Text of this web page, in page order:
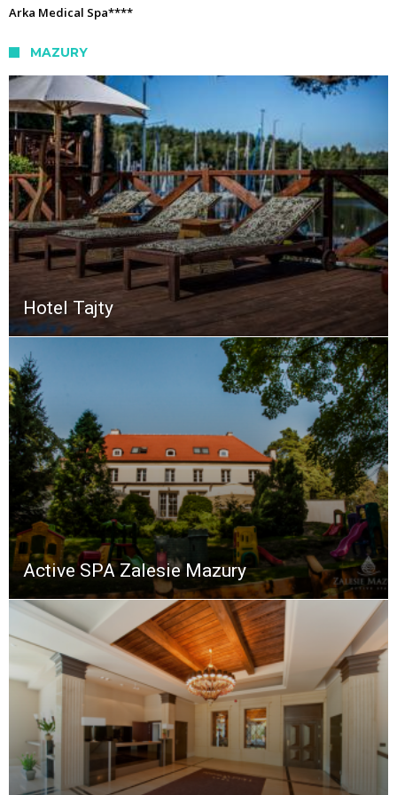
Arka Medical Spa****
MAZURY
Hotel Tajty
Active SPA Zalesie Mazury